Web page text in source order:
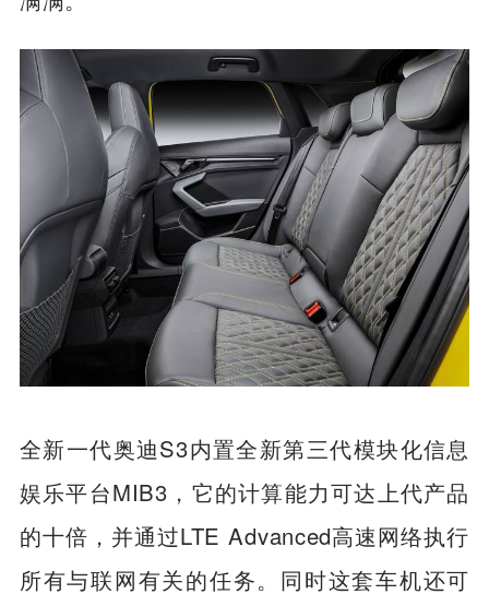
全新一代奥迪S3内置全新第三代模块化信息
娱乐平台MIB3，它的计算能力可达上代产品
的十倍，并通过LTE Advanced高速网络执行
所有与联网有关的任务。同时这套车机还可